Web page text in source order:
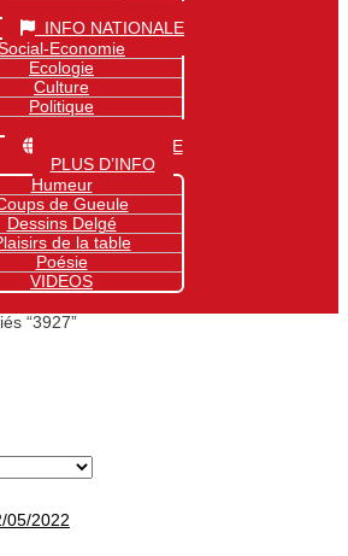
INFO NATIONALE
Economie
Ecologie
Culture
Politique
INFO MONDIALE
PLUS D’INFO
Humeur
de Gueule
Dessins Delgé
de la table
Poésie
VIDEOS
“3927”